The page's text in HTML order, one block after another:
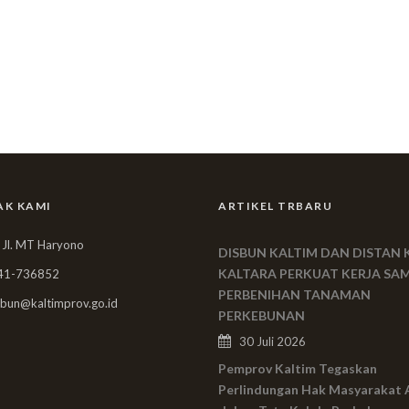
KAMI
MT Haryono
736852
ARTIKEL TRBARU
DISBUN KALTIM DAN DISTAN
KALTARA PERKUAT KERJA
PERBENIHAN TANAMAN
PERKEBUNAN
30 Juli 2026
Pemprov Kaltim Tegaskan
Perlindungan Hak Masyarakat